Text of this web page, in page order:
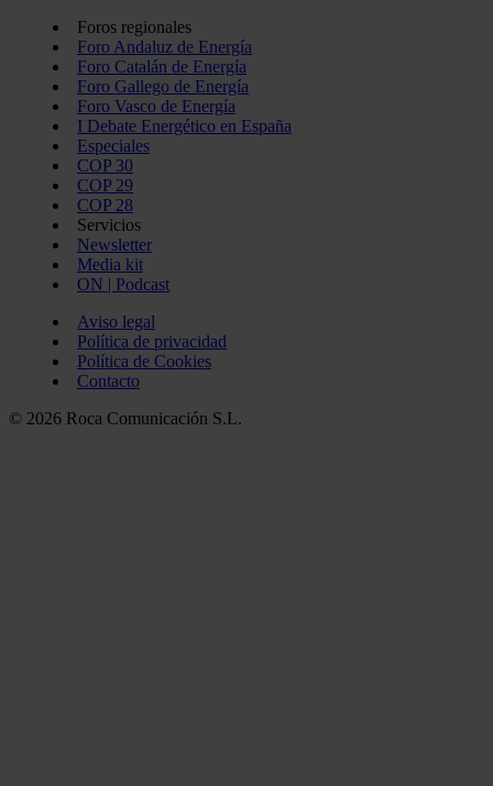
Foros regionales
Foro Andaluz de Energía
Foro Catalán de Energía
Foro Gallego de Energía
Foro Vasco de Energía
I Debate Energético en España
Especiales
COP 30
COP 29
COP 28
Servicios
Newsletter
Media kit
ON | Podcast
Aviso legal
Política de privacidad
Política de Cookies
Contacto
© 2026 Roca Comunicación S.L.